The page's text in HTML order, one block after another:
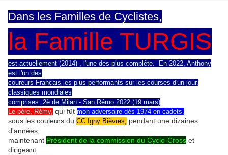
Dans les Familles de Cyclistes,
la Famille TURGIS
est actuellement (2014) , l'une des plus complète. En 2022, Anthony
est l'un des
coureurs Français les plus performants sur les courses d'un jour,
classiques mondiales
comprises: 2è de Milan - San Rémo 2022 (19 mars)
Le père, Rémy, qui fût mon adversaire dès 1974 en cadets,
sous les couleurs du CC Igny Bièvres, pendant une dizaines
d'années,
maintenant Président de la commission du Cyclo-Cross et
dirigeant